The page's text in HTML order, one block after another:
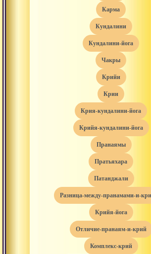
карма
кундалини
кундалини-йога
чакры
крийи
крии
крия-кундалини-йога
крийя-кундалини-йога
пранаямы
пратьяхара
патанджали
разница-между-пранамами-и-
крийя-йога
отличие-пранаям-и-крий
комплекс-крий